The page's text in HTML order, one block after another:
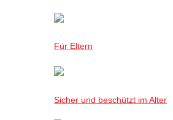
Für Eltern
Sicher und beschützt im Alter